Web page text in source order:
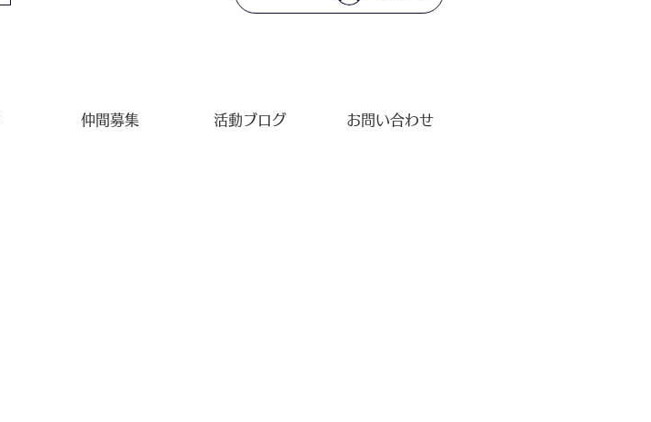
仲間募集 活動ブログ お問い合わせ